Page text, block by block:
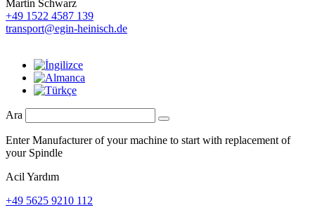
Martin Schwarz
+49 1522 4587 139
transport@egin-heinisch.de
Ara
Enter Manufacturer of your machine to start with replacement of
your Spindle
Acil Yardım
+49 5625 9210 112